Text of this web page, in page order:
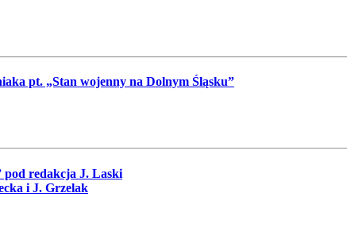
pt. „Stan wojenny na Dolnym Śląsku”
pod redakcja J. Laski
i J. Grzelak